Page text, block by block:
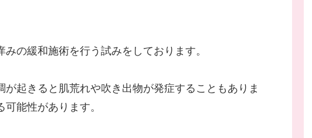
の緩和施術を行う試みをしております。
起きると肌荒れや吹き出物が発症することもありま
能性があります。